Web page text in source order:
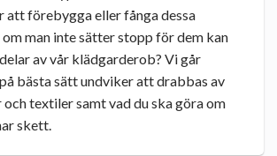
att förebygga eller fånga dessa
man inte sätter stopp för dem kan
av vår klädgarderob? Vi går
bästa sätt undviker att drabbas av
textiler samt vad du ska göra om
skett.